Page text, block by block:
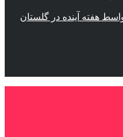
هفته آینده در گلستان